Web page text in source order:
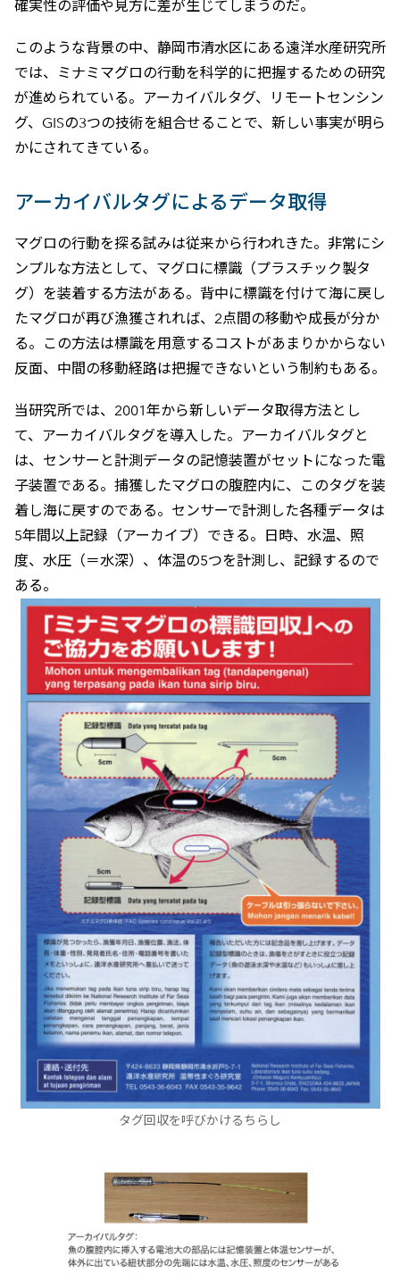
確実性の評価や見方に差が生じてしまうのだ。
このような背景の中、静岡市清水区にある遠洋水産研究所
では、ミナミマグロの行動を科学的に把握するための研究
が進められている。アーカイバルタグ、リモートセンシン
グ、GISの3つの技術を組合せることで、新しい事実が明ら
かにされてきている。
アーカイバルタグによるデータ取得
マグロの行動を探る試みは従来から行われきた。非常にシ
ンプルな方法として、マグロに標識（プラスチック製タ
グ）を装着する方法がある。背中に標識を付けて海に戻し
たマグロが再び漁獲されれば、2点間の移動や成長が分か
る。この方法は標識を用意するコストがあまりかからない
反面、中間の移動経路は把握できないという制約もある。
当研究所では、2001年から新しいデータ取得方法とし
て、アーカイバルタグを導入した。アーカイバルタグと
は、センサーと計測データの記憶装置がセットになった電
子装置である。捕獲したマグロの腹腔内に、このタグを装
着し海に戻すのである。センサーで計測した各種データは
5年間以上記録（アーカイブ）できる。日時、水温、照
度、水圧（＝水深）、体温の5つを計測し、記録するので
ある。
タグ回収を呼びかけるちらし